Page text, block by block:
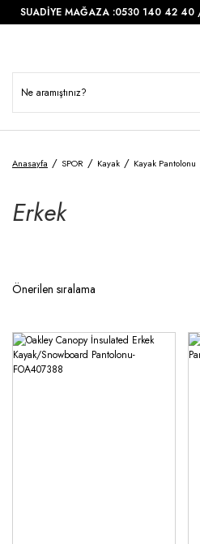
SUADİYE MAĞAZA :0530 140 42
Anasayfa SPOR Kayak Kayak Pantolonu
Erkek